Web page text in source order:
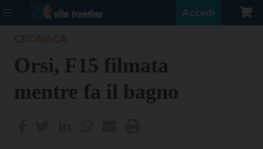
Accedi
Orsi, F15 filmata
mentre fa il bagno